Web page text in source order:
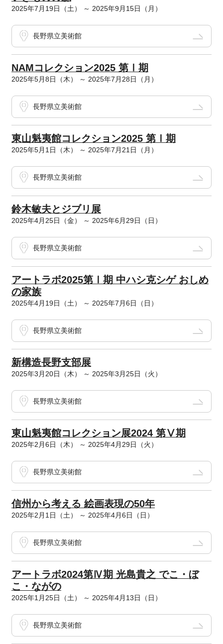
2025年7月19日（土） ～ 2025年9月15日（月）
長野県立美術館
NAMコレクション2025 第Ⅰ期
2025年5月8日（木） ～ 2025年7月28日（月）
長野県立美術館
東山魁夷館コレクション2025 第Ⅰ期
2025年5月1日（木） ～ 2025年7月21日（月）
長野県立美術館
鈴木敏夫とジブリ展
2025年4月25日（金） ～ 2025年6月29日（日）
長野県立美術館
アートラボ2025第Ⅰ期 中ハシ克シゲ おしめ
の家族
2025年4月19日（土） ～ 2025年7月6日（日）
長野県立美術館
新構造長野支部展
2025年3月20日（木） ～ 2025年3月25日（火）
長野県立美術館
東山魁夷館コレクション展2024 第Ⅴ期
2025年2月6日（木） ～ 2025年4月29日（火）
長野県立美術館
信州から考える 絵画表現の50年
2025年2月1日（土） ～ 2025年4月6日（日）
長野県立美術館
アートラボ2024第Ⅳ期 光島貴之 でこ・ぼ
こ・ながの
2025年1月25日（土） ～ 2025年4月13日（日）
長野県立美術館